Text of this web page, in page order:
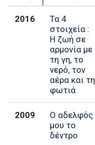
2016
Τα 4
στοιχεία :
Η ζωή σε
αρμονία με
τη γη, το
νερό, τον
αέρα και τη
φωτιά
2009
Ο αδελφός
μου το
δέντρο